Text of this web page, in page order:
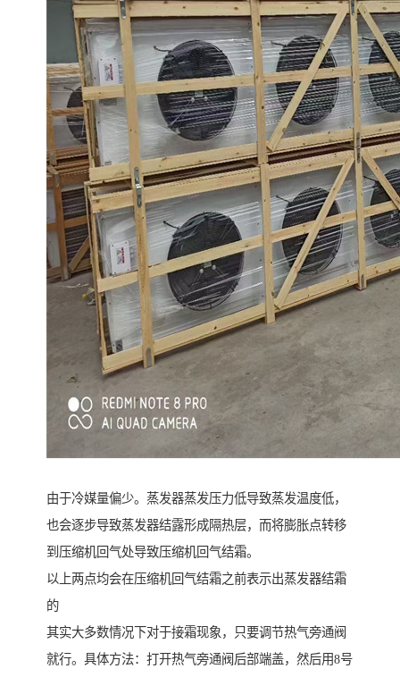
由于冷媒量偏少。蒸发器蒸发压力低导致蒸发温度低，
也会逐步导致蒸发器结露形成隔热层，而将膨胀点转移
到压缩机回气处导致压缩机回气结霜。
以上两点均会在压缩机回气结霜之前表示出蒸发器结霜
的
其实大多数情况下对于接霜现象，只要调节热气旁通阀
就行。具体方法：打开热气旁通阀后部端盖，然后用8号